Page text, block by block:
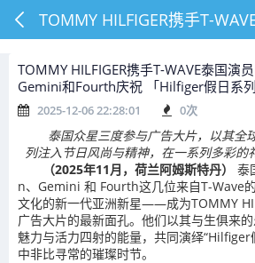
TOMMY HILFIGER携手T-WAVE泰国演
Gemini和Fourth庆祝 「Hilfiger假日系
2025-12-06 22:28:01 0次
泰国众星三度参与广告大片，以其全
列注入节日风尚与精神，在一系列多彩的
（2025年11月，荷兰阿姆斯特丹）
泰
n、Gemini 和 Fourth这几位来自T-Wave
文化的新一代亚洲新星——成为TOMMY
广告大片的最新面孔。他们以其与生俱来
魅力与活力四射的能量，共同演绎“Hilfiger
中非比寻常的璀璨时节。